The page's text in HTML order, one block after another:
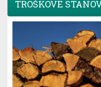
TROŠKOVE